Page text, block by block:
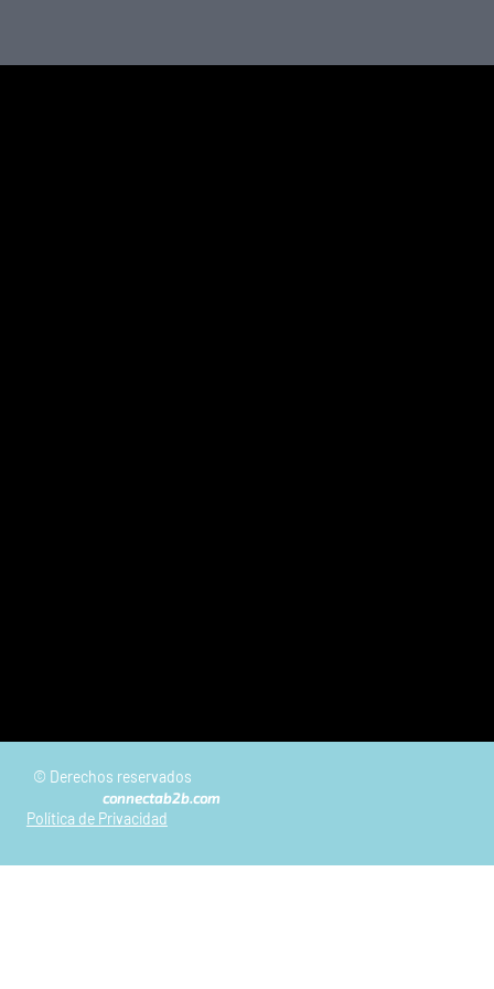
© Derechos reservados
connectab2b.com
Política de Privacidad